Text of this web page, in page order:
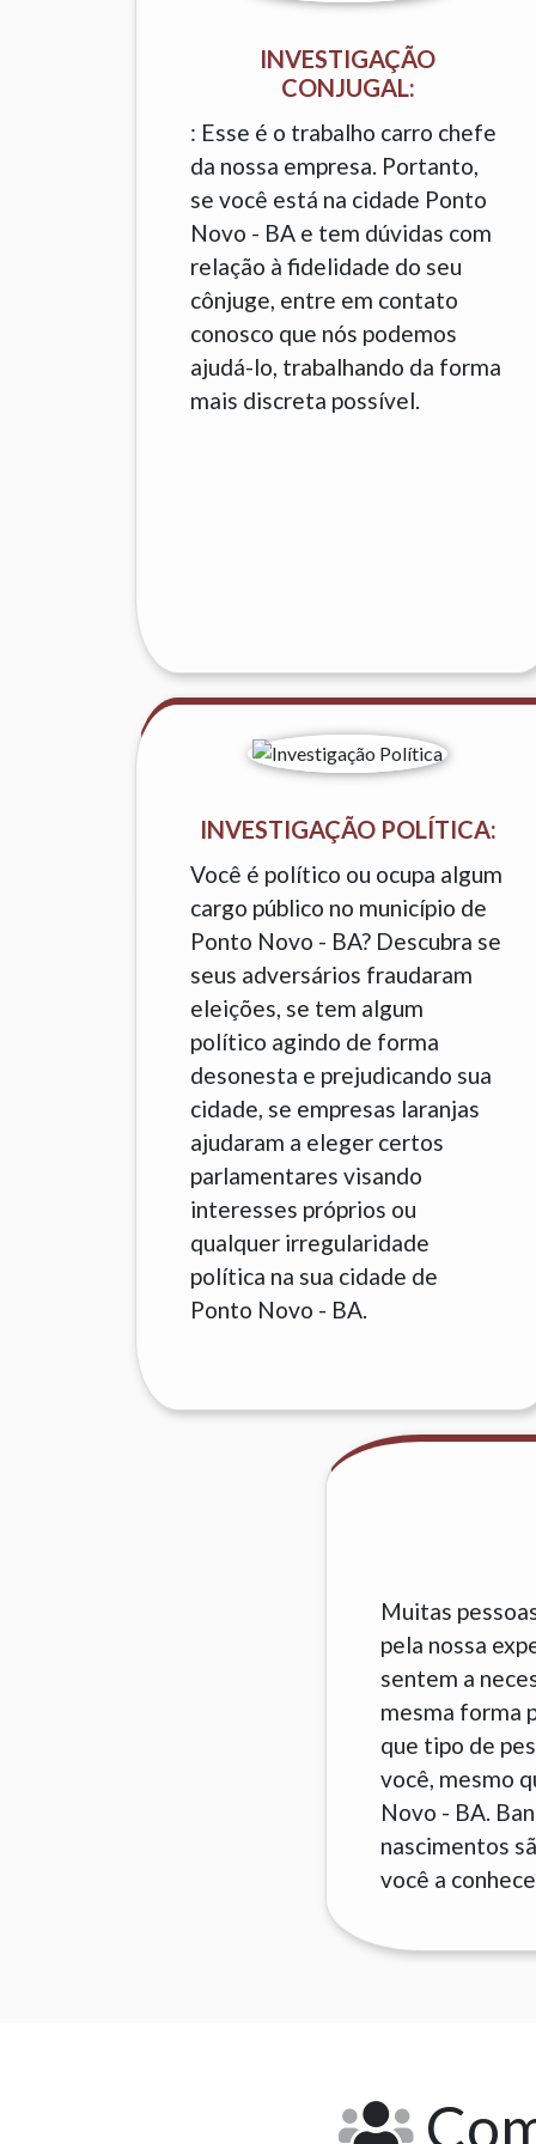
INVESTIGAÇÃO
CONJUGAL:
: Esse é o trabalho carro chefe
da nossa empresa. Portanto,
se você está na cidade Ponto
Novo - BA e tem dúvidas com
relação à fidelidade do seu
cônjuge, entre em contato
conosco que nós podemos
ajudá-lo, trabalhando da forma
mais discreta possível.
INVESTIGAÇÃO POLÍTICA:
Você é político ou ocupa algum
cargo público no município de
Ponto Novo - BA? Descubra se
seus adversários fraudaram
eleições, se tem algum
político agindo de forma
desonesta e prejudicando sua
cidade, se empresas laranjas
ajudaram a eleger certos
parlamentares visando
interesses próprios ou
qualquer irregularidade
política na sua cidade de
Ponto Novo - BA.
Muitas
pela nossa
sentem a
mesma forma
que tipo de
você, mesmo
Novo - BA.
nascimentos
você a